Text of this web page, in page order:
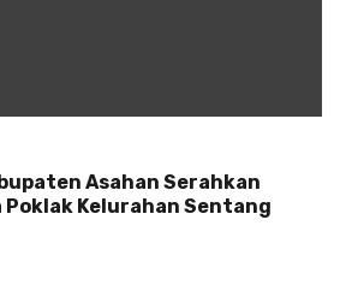
Asahan Serahkan
Kelurahan Sentang